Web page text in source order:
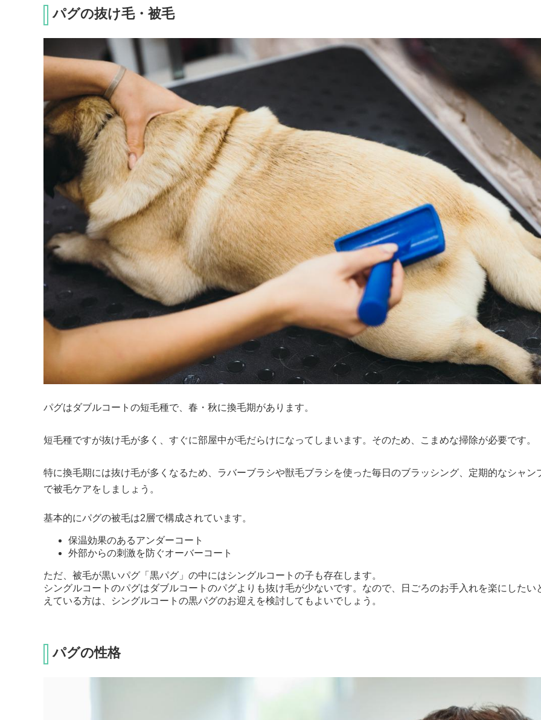
パグの抜け毛・被毛
パグはダブルコートの短毛種で、春・秋に換毛期があります。
短毛種ですが抜け毛が多く、すぐに部屋中が毛だらけになってしまいます。そのため、こまめな掃除が必要です。
特に換毛期には抜け毛が多くなるため、ラバーブラシや獣毛ブラシを使った毎日のブラッシング、定期的なシャン
で被毛ケアをしましょう。
基本的にパグの被毛は2層で構成されています。
保温効果のあるアンダーコート
外部からの刺激を防ぐオーバーコート
ただ、被毛が黒いパグ「黒パグ」の中にはシングルコートの子も存在します。
シングルコートのパグはダブルコートのパグよりも抜け毛が少ないです。なので、日ごろのお手入れを楽にしたい
えている方は、シングルコートの黒パグのお迎えを検討してもよいでしょう。
パグの性格